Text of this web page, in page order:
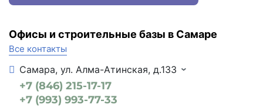
Офисы и строительные базы в Самаре
Все контакты
Самара, ул. Алма-Атинская, д.133
+7 (846) 215-17-17
+7 (993) 993-77-33